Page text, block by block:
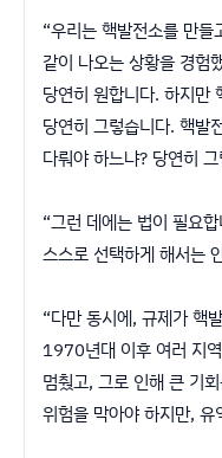
“우리는 핵발전소를 만
같이 나오는 상황을 경험
당연히 원합니다. 하지만
당연히 그렇습니다. 핵발
다뤄야 하느냐? 당연히
“그런 데에는 법이 필요
스스로 선택하게 해서는
“다만 동시에, 규제가 핵
1970년대 이후 여러 지
멈췄고, 그로 인해 큰 기
위험을 막아야 하지만, 유